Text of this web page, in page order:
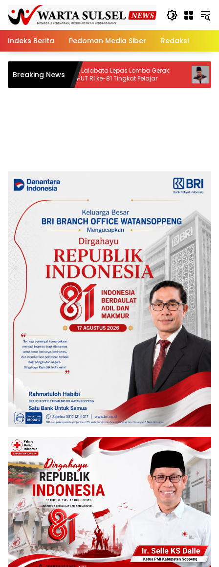
content
Indeks Berita
Pedoman Media Siber Redaksi
Breaking News
Camat Lalabata Lepas Lomba Gerak
Jalan HUT RI ke-81 Tingkat Pelajar
Fakta
Kian